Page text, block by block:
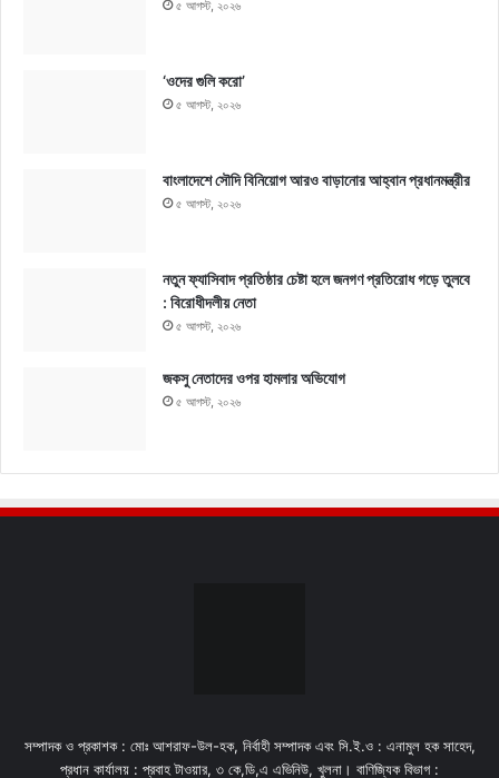
৫ আগস্ট, ২০২৬
‘ওদের গুলি করো’
৫ আগস্ট, ২০২৬
বাংলাদেশে সৌদি বিনিয়োগ আরও বাড়ানোর আহ্বান প্রধানমন্ত্রীর
৫ আগস্ট, ২০২৬
নতুন ফ্যাসিবাদ প্রতিষ্ঠার চেষ্টা হলে জনগণ প্রতিরোধ গড়ে তুলবে
: বিরোধীদলীয় নেতা
৫ আগস্ট, ২০২৬
জকসু নেতাদের ওপর হামলার অভিযোগ
৫ আগস্ট, ২০২৬
সম্পাদক ও প্রকাশক : মোঃ আশরাফ-উল-হক, নির্বাহী সম্পাদক এবং সি.ই.ও : এনামুল হক সাহেদ,
প্রধান কার্যালয় : প্রবাহ টাওয়ার, ৩ কে,ডি,এ এভিনিউ, খুলনা। বাণিজ্যিক বিভাগ :